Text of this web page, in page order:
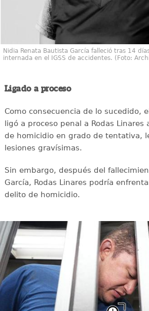
Nidia Renata Bautista García falleció tras 14
internada en el IGSS de accidentes. (Foto:
Ligado a proceso
Como consecuencia de lo sucedido,
ligó a proceso penal a Rodas Linares
de homicidio en grado de tentativa,
lesiones gravísimas.
Sin embargo, después del
García, Rodas Linares podría
delito de homicidio.